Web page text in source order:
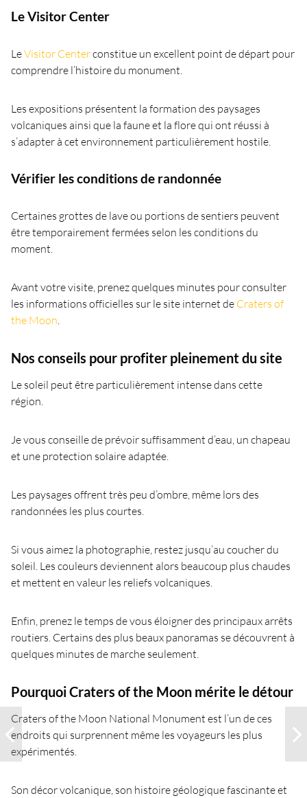
Le Visitor Center
LeVisitor Centerconstitue un excellent point de départ pour
comprendre l’histoire du monument.
Les expositions présentent la formation des paysages
volcaniques ainsi que la faune et la flore qui ont réussi à
s’adapter à cet environnement particulièrement hostile.
Vérifier les conditions de randonnée
Certaines grottes de lave ou portions de sentiers peuvent
être temporairement fermées selon les conditions du
moment.
Avant votre visite, prenez quelques minutes pour consulter
les informations officielles sur le site internet de Craters of
the Moon.
Nos conseils pour profiter pleinement du site
Le soleil peut être particulièrement intense dans cette
région.
Je vous conseille de prévoir suffisamment d’eau, un chapeau
et une protection solaire adaptée.
Les paysages offrent très peu d’ombre, même lors des
randonnées les plus courtes.
Si vous aimez la photographie, restez jusqu’au coucher du
soleil. Les couleurs deviennent alors beaucoup plus chaudes
et mettent en valeur les reliefs volcaniques.
Enfin, prenez le temps de vous éloigner des principaux arrêts
routiers. Certains des plus beaux panoramas se découvrent à
quelques minutes de marche seulement.
Pourquoi Craters of the Moon mérite le détour
Craters of the Moon National Monument est l’un de ces
endroits qui surprennent même les voyageurs les plus
expérimentés.
Son décor volcanique, son histoire géologique fascinante et